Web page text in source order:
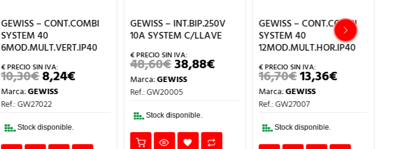
GEWISS – CONT.COMBI
SYSTEM 40
6MOD.MULT.VERT.IP40
10,30€EL
PRECIO
ORIGINAL
ERA:
8,24€EL
PRECIO
Marca:GEWISS
Ref.: GW27022
Stock disponible.
GEWISS – INT.BIP.250V
10A SYSTEM C/LLAVE
48,60€EL
PRECIO
ORIGINAL
ERA:
38,88€EL
PRECIO
ACTUAL
Marca:GEWISS
Ref.: GW20005
Stock disponible.
GEWISS – CONT.COMBI
SYSTEM 40
12MOD.MULT.HOR.IP40
16,70€EL
PRECIO
ORIGINAL
ERA:
13,36€EL
PRECIO
Marca:GEWISS
Ref.: GW27007
Stock disponible.